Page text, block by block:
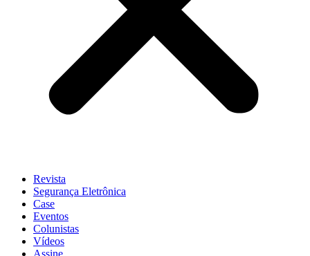
Revista
Segurança Eletrônica
Case
Eventos
Colunistas
Vídeos
Assine